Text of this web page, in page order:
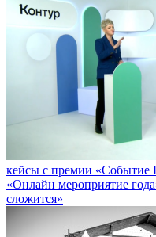
кейсы с премии «Событие
«Онлайн мероприятие
сложится»